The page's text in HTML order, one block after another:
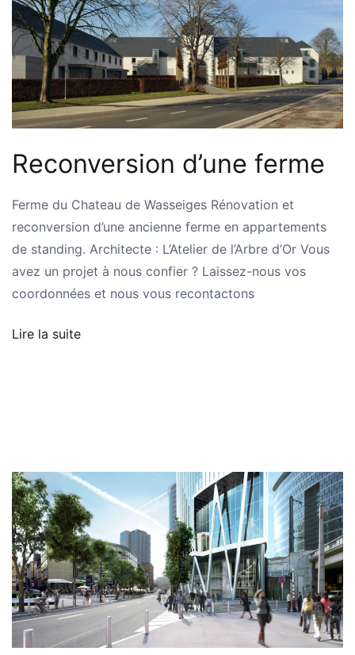
Reconversion d’une ferme
Ferme du Chateau de Wasseiges Rénovation et
reconversion d’une ancienne ferme en appartements
de standing. Architecte : L’Atelier de l’Arbre d’Or Vous
avez un projet à nous confier ? Laissez-nous vos
coordonnées et nous vous recontactons
Lire la suite